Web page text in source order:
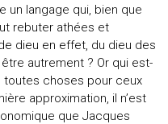
un langage qui, bien que
rebuter athées et
dieu en effet, du dieu des
autrement ? Or qui est-
toutes choses pour ceux
approximation, il n’est
que Jacques